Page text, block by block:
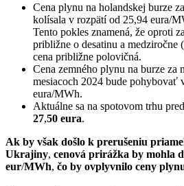
Cena plynu na holandskej burze
kolísala v rozpätí od 25,94 eura/
Tento pokles znamená, že oproti
približne o desatinu a medziročne
cena približne polovičná.
Cena zemného plynu na burze za
mesiacoch 2024 bude pohybovať
eura/MWh.
Aktuálne sa na spotovom trhu
27,50 eura.
Ak by však došlo k prerušeniu
Ukrajiny, cenová prirážka by mohla
eur/MWh, čo by ovplyvnilo ceny